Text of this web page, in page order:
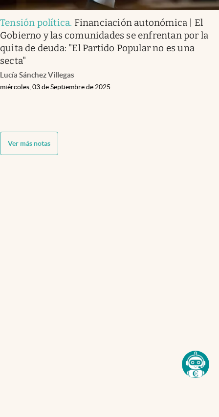
Tensión política. Financiación autonómica | El
Gobierno y las comunidades se enfrentan por la
quita de deuda: "El Partido Popular no es una
secta"
Lucía Sánchez Villegas
miércoles, 03 de Septiembre de 2025
Ver más notas